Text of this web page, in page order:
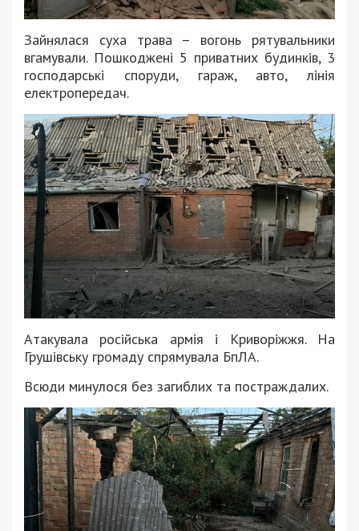
Зайнялася суха трава – вогонь рятувальники
вгамували. Пошкоджені 5 приватних будинків, 3
господарські споруди, гараж, авто, лінія
електропередач.
Атакувала російська армія і Криворіжжя. На
Грушівську громаду спрямувала БпЛА.
Всюди минулося без загиблих та постраждалих.